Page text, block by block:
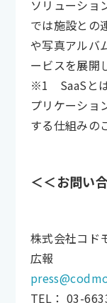
ソリューショ
では施設との
や写真アルバ
ービスを展開
※1 SaaSと
プリケーショ
する仕組みの
＜＜お問い
株式会社コド
広報
TEL： 03-